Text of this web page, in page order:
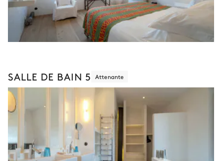
SALLE DE BAIN 5 Attenante